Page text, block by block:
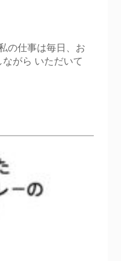
の仕事は毎日、お
がら いただいて